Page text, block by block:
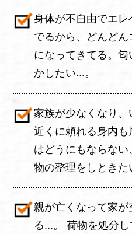
身体が不自由でエ
でるから、どんど
になってきてる。匂
かしたい...。
家族が少なくなり
近くに頼れる身内
はどうにもならな
物の整理をしときた
親が亡くなって家
る...。 荷物を処分